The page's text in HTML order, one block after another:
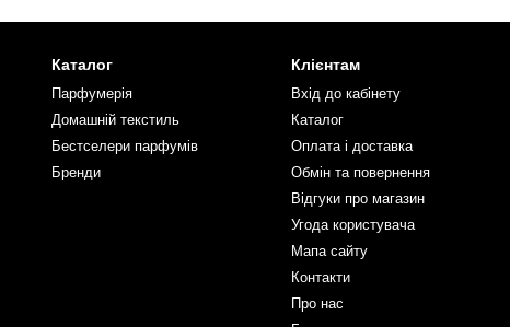
Каталог
Парфумерія
Домашній текстиль
Бестселери парфумів
Бренди
Клієнтам
Вхід до кабінету
Каталог
Оплата і доставка
Обмін та повернення
Відгуки про магазин
Угода користувача
Мапа сайту
Контакти
Про нас